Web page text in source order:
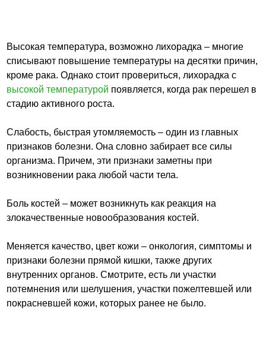
Высокая температура, возможно лихорадка – многие
списывают повышение температуры на десятки причин,
кроме рака. Однако стоит провериться, лихорадка с
высокой температурой появляется, когда рак перешел в
стадию активного роста.
Слабость, быстрая утомляемость – один из главных
признаков болезни. Она словно забирает все силы
организма. Причем, эти признаки заметны при
возникновении рака любой части тела.
Боль костей – может возникнуть как реакция на
злокачественные новообразования костей.
Меняется качество, цвет кожи – онкология, симптомы и
признаки болезни прямой кишки, также других
внутренних органов. Смотрите, есть ли участки
потемнения или шелушения, участки пожелтевшей или
покрасневшей кожи, которых ранее не было.